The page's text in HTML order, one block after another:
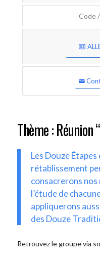
Code
Thème :
Les Douze
rétablissement
consacrerons
l’étude de
appliquerons
des Douze
Retrouvez le groupe via